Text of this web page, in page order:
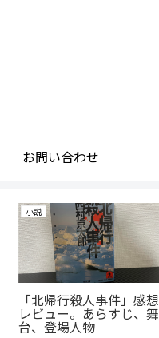
お問い合わせ
小説
「北帰行殺人事件」感想
レビュー。あらすじ、舞
台、登場人物